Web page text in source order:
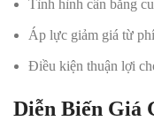
Tình hình cân bằng
Áp lực giảm giá từ
Điều kiện thuận lợi
Diễn Biến Giá